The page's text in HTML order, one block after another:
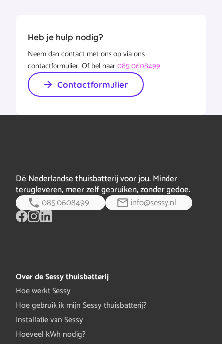
Heb je hulp nodig?
Neem dan contact met ons op via ons
contactformulier. Of bel naar085 0608499
Contactformulier
Dé Nederlandse thuisbatterij voor jou. Minder
terugleveren, meer zelf gebruiken, zonder gedoe.
085 0608499
info@sessy.nl
Over de Sessy thuisbatterij
Hoe werkt Sessy
Hoe gebruik ik mijn Sessy thuisbatterij?
Installatie van Sessy
Hoeveel kWh nodig?